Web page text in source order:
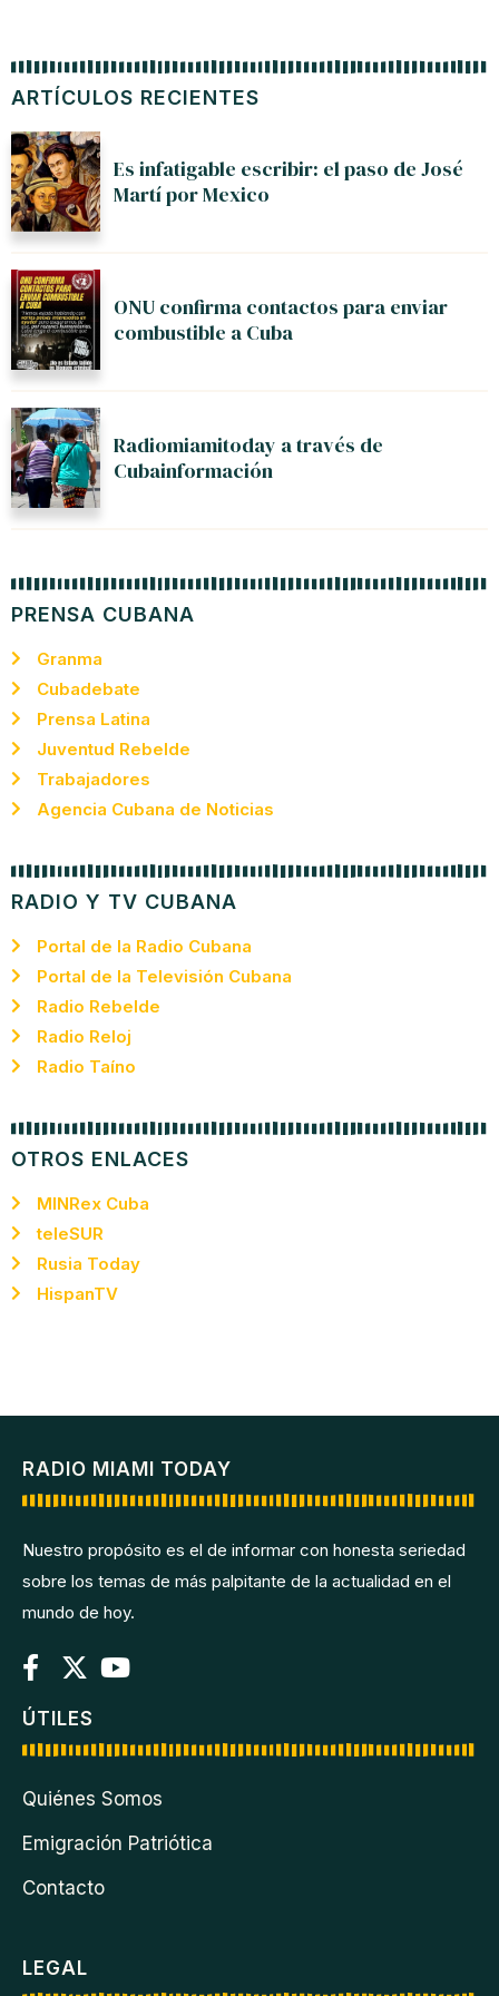
ARTÍCULOS RECIENTES
Es infatigable escribir: el paso de José
Martí por Mexico
ONU confirma contactos para enviar
combustible a Cuba
Radiomiamitoday a través de
Cubainformación
PRENSA CUBANA
Granma
Cubadebate
Prensa Latina
Juventud Rebelde
Trabajadores
Agencia Cubana de Noticias
RADIO Y TV CUBANA
Portal de la Radio Cubana
Portal de la Televisión Cubana
Radio Rebelde
Radio Reloj
Radio Taíno
OTROS ENLACES
MINRex Cuba
teleSUR
Rusia Today
HispanTV
RADIO MIAMI TODAY
Nuestro propósito es el de informar con honesta seriedad
sobre los temas de más palpitante de la actualidad en el
mundo de hoy.
ÚTILES
Quiénes Somos
Emigración Patriótica
Contacto
LEGAL